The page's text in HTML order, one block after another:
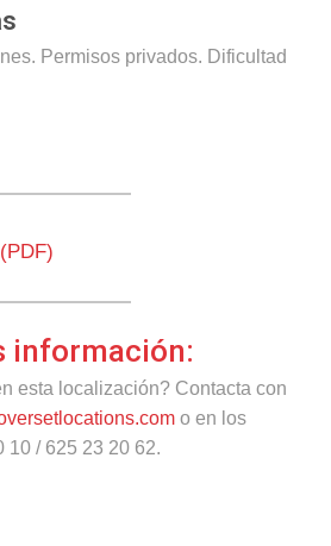
Permisos privados. Dificultad
información:
esta localización? Contacta con
o en los
10 / 625 23 20 62.